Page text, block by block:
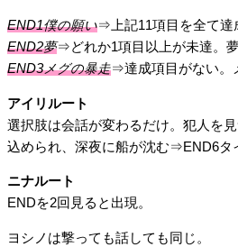
END1僕の願い⇒上記11項目を全て達
END2夢⇒どれか1項目以上が未達。夢
END3メグの暴走⇒達成項目がない。
アイリルート
選択肢は会話が変わるだけ。犯人を
込められ、深夜に船が沈む⇒END6タ
ニナルート
ENDを2回見ると出現。
ヨシノは撃っても話しても同じ。